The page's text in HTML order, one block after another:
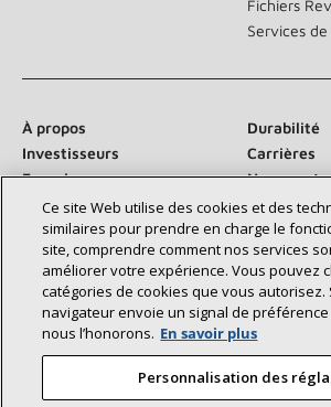
Fichiers
Services
À propos
Durabilité
Investisseurs
Carrières
Fournisseurs
Nous
Salle de presse
Communiquez avec nous :
Ce site Web utilise des cookies et des
similaires pour prendre en charge le
site, comprendre comment nos services
améliorer votre expérience. Vous pouvez
catégories de cookies que vous autorisez.
navigateur envoie un signal de
nous l’honorons. En savoir plus
Personnalisation des